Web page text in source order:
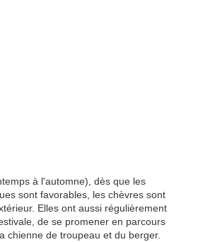
à l'automne), dès que les
sont favorables, les chèvres sont
Elles ont aussi régulièrement
de se promener en parcours
chienne de troupeau et du berger.